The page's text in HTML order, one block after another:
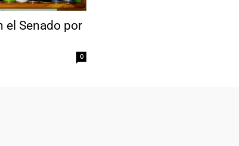
el Senado por
0